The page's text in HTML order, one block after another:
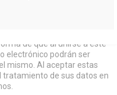
de que al unirse a este
electrónico podrán ser
mismo. Al aceptar estas
de sus datos en